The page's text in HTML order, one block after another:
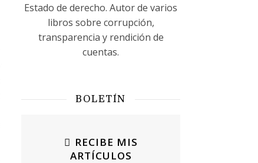
Estado de derecho. Autor de varios
libros sobre corrupción,
transparencia y rendición de
cuentas.
BOLETÍN
RECIBE MIS
ARTÍCULOS